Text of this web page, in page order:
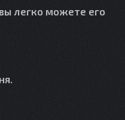
легко можете его